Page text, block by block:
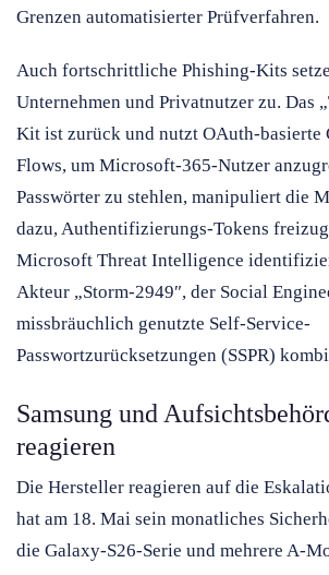
Grenzen automatisierter Prüfverfahren.
Auch fortschrittliche Phishing-Kits
Unternehmen und Privatnutzer zu. Das
Kit ist zurück und nutzt OAuth-basierte
Flows, um Microsoft-365-Nutzer
Passwörter zu stehlen, manipuliert die
dazu, Authentifizierungs-Tokens
Microsoft Threat Intelligence
Akteur „Storm-2949″, der Social
missbräuchlich genutzte Self-Service-
Passwortzurücksetzungen (SSPR)
Samsung und
reagieren
Die Hersteller reagieren auf die
hat am 18. Mai sein monatliches
die Galaxy-S26-Serie und mehrere A-